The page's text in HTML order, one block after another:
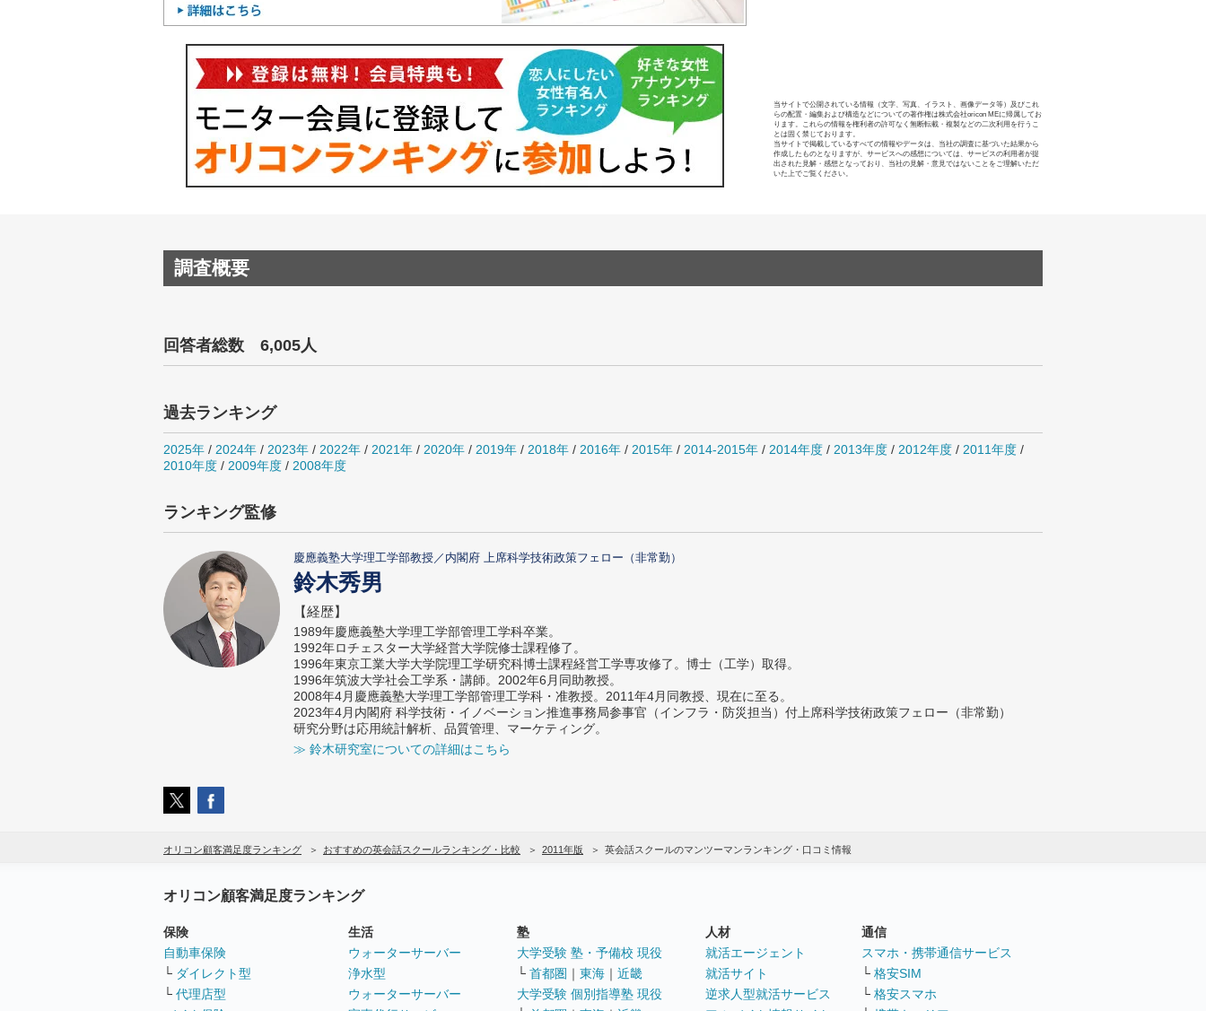
当サイトで公開されている情報（文字、写真、イラスト、画像データ等）及びこれ
らの配置・編集および構造などについての著作権は株式会社oricon MEに帰属してお
ります。これらの情報を権利者の許可なく無断転載・複製などの二次利用を行うこ
とは固く禁じております。
当サイトで掲載しているすべての情報やデータは、当社の調査に基づいた結果から
作成したものとなりますが、サービスへの感想については、サービスの利用者が提
出された見解・感想となっており、当社の見解・意見ではないことをご理解いただ
いた上でご覧ください。
調査概要
回答者総数 6,005人
過去ランキング
2025年 / 2024年 / 2023年 / 2022年 / 2021年 / 2020年 / 2019年 / 2018年 / 2016年 / 2015年 / 2014-2015年 / 2014年度 / 2013年度 / 2012年度 / 2011年度 /
2010年度 / 2009年度 / 2008年度
ランキング監修
慶應義塾大学理工学部教授／内閣府 上席科学技術政策フェロー（非常勤）
鈴木秀男
【経歴】
1989年慶應義塾大学理工学部管理工学科卒業。
1992年ロチェスター大学経営大学院修士課程修了。
1996年東京工業大学大学院理工学研究科博士課程経営工学専攻修了。博士（工学）取得。
1996年筑波大学社会工学系・講師。2002年6月同助教授。
2008年4月慶應義塾大学理工学部管理工学科・准教授。2011年4月同教授、現在に至る。
2023年4月内閣府 科学技術・イノベーション推進事務局参事官（インフラ・防災担当）付上席科学技術政策フェロー（非常勤）
研究分野は応用統計解析、品質管理、マーケティング。
≫ 鈴木研究室についての詳細はこちら
オリコン顧客満足度ランキング おすすめの英会話スクールランキング・比較 2011年版 英会話スクールのマンツーマンランキング・口コミ情報
オリコン顧客満足度ランキング
保険
自動車保険
└ ダイレクト型
└ 代理店型
生活
ウォーターサーバー
浄水型
ウォーターサーバー
塾
大学受験 塾・予備校 現役
└ 首都圏 ｜ 東海 ｜ 近畿
大学受験 個別指導塾 現役
人材
就活エージェント
就活サイト
逆求人型就活サービス
通信
スマホ・携帯通信サービス
└ 格安SIM
└ 格安スマホ